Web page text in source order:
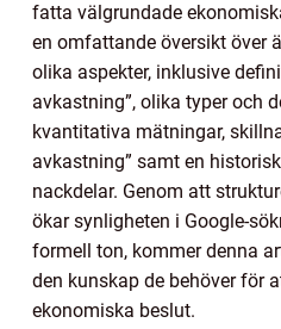
fatta välgrundade
en omfattande översikt över
olika aspekter, inklusive
avkastning”, olika typer och
kvantitativa mätningar,
avkastning” samt en
nackdelar. Genom att
ökar synligheten i Google-
formell ton, kommer denna
den kunskap de behöver för
ekonomiska beslut.